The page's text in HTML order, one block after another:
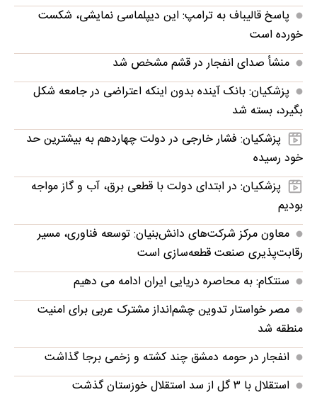
پاسخ قالیباف به ترامپ: این دیپلماسی نمایشی، شکست
خورده است
منشأ صدای انفجار در قشم مشخص شد
پزشکیان: بانک آینده بدون اینکه اعتراضی در جامعه شکل
بگیرد، بسته شد
پزشکیان: فشار خارجی در دولت چهاردهم به بیشترین حد
خود رسیده
پزشکیان: در ابتدای دولت با قطعی برق، آب و گاز مواجه
بودیم
معاون مرکز شرکت‌های دانش‌بنیان: توسعه فناوری، مسیر
رقابت‌پذیری صنعت قطعه‌سازی است
سنتکام: به محاصره دریایی ایران ادامه می دهیم
مصر خواستار تدوین چشم‌انداز مشترک عربی برای امنیت
منطقه شد
انفجار در حومه دمشق چند کشته و زخمی برجا گذاشت
استقلال با ۳ گل از سد استقلال خوزستان گذشت